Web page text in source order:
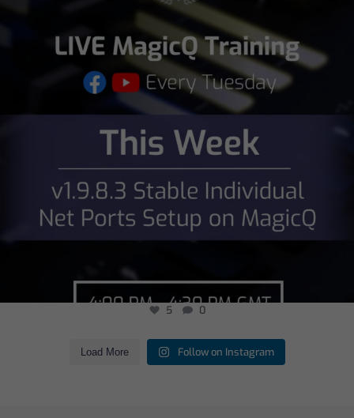
5 0
Load More Follow on Instagram